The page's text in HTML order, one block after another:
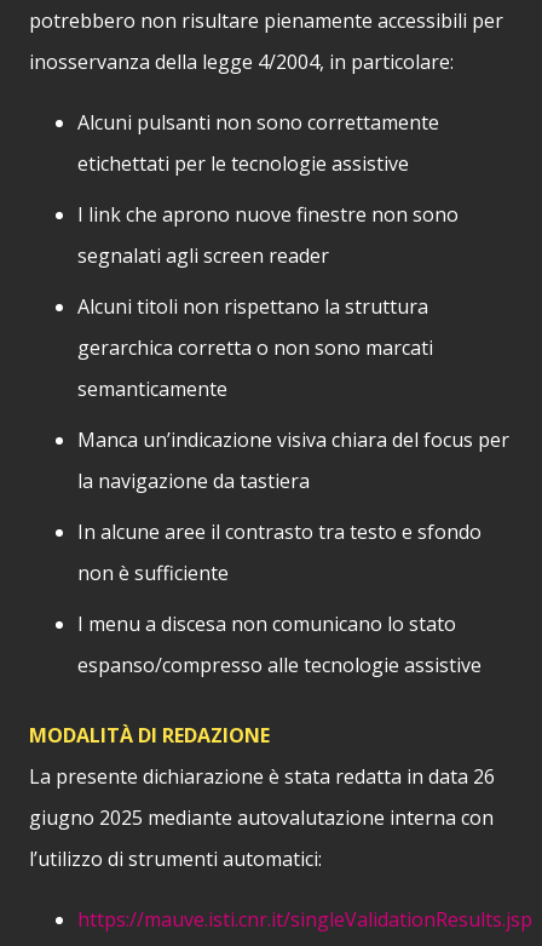
potrebbero non risultare pienamente accessibili per
inosservanza della legge 4/2004, in particolare:
Alcuni pulsanti non sono correttamente
etichettati per le tecnologie assistive
I link che aprono nuove finestre non sono
segnalati agli screen reader
Alcuni titoli non rispettano la struttura
gerarchica corretta o non sono marcati
semanticamente
Manca un’indicazione visiva chiara del focus per
la navigazione da tastiera
In alcune aree il contrasto tra testo e sfondo
non è sufficiente
I menu a discesa non comunicano lo stato
espanso/compresso alle tecnologie assistive
MODALITÀ DI REDAZIONE
La presente dichiarazione è stata redatta in data 26
giugno 2025 mediante autovalutazione interna con
l’utilizzo di strumenti automatici:
https://mauve.isti.cnr.it/singleValidationResults.jsp